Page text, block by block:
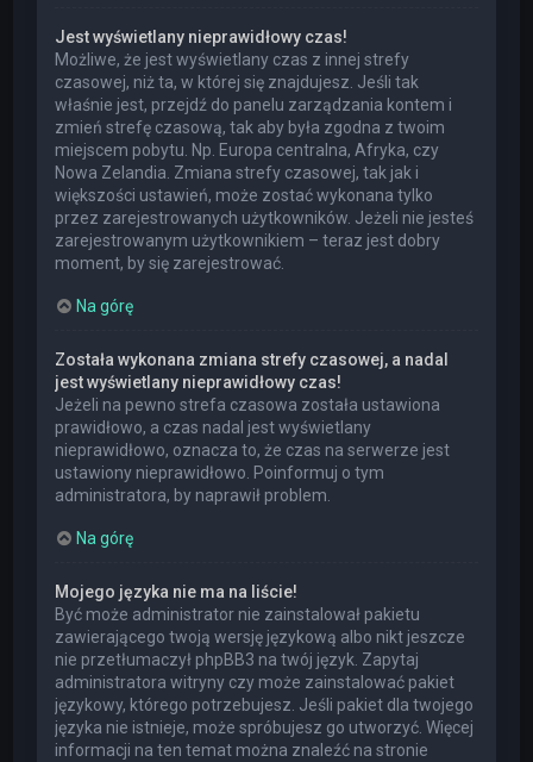
Jest wyświetlany nieprawidłowy czas!
Możliwe, że jest wyświetlany czas z innej strefy
czasowej, niż ta, w której się znajdujesz. Jeśli tak
właśnie jest, przejdź do panelu zarządzania kontem i
zmień strefę czasową, tak aby była zgodna z twoim
miejscem pobytu. Np. Europa centralna, Afryka, czy
Nowa Zelandia. Zmiana strefy czasowej, tak jak i
większości ustawień, może zostać wykonana tylko
przez zarejestrowanych użytkowników. Jeżeli nie jesteś
zarejestrowanym użytkownikiem – teraz jest dobry
moment, by się zarejestrować.
Na górę
Została wykonana zmiana strefy czasowej, a nadal
jest wyświetlany nieprawidłowy czas!
Jeżeli na pewno strefa czasowa została ustawiona
prawidłowo, a czas nadal jest wyświetlany
nieprawidłowo, oznacza to, że czas na serwerze jest
ustawiony nieprawidłowo. Poinformuj o tym
administratora, by naprawił problem.
Na górę
Mojego języka nie ma na liście!
Być może administrator nie zainstalował pakietu
zawierającego twoją wersję językową albo nikt jeszcze
nie przetłumaczył phpBB3 na twój język. Zapytaj
administratora witryny czy może zainstalować pakiet
językowy, którego potrzebujesz. Jeśli pakiet dla twojego
języka nie istnieje, może spróbujesz go utworzyć. Więcej
informacji na ten temat można znaleźć na stronie